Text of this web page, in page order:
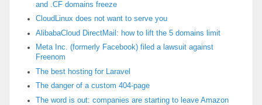
and .CF domains freeze
CloudLinux does not want to serve you
AlibabaCloud DirectMail: how to lift the 5 domains limit
Meta Inc. (formerly Facebook) filed a lawsuit against
Freenom
The best hosting for Laravel
The danger of a custom 404-page
The word is out: companies are starting to leave Amazon